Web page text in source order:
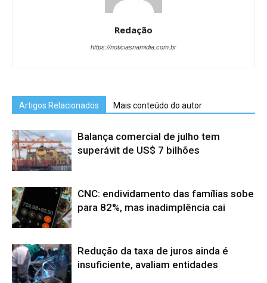
Redação
https://noticiasnamidia.com.br
Artigos Relacionados Mais conteúdo do autor
Balança comercial de julho tem
superávit de US$ 7 bilhões
CNC: endividamento das famílias sobe
para 82%, mas inadimplência cai
Redução da taxa de juros ainda é
insuficiente, avaliam entidades